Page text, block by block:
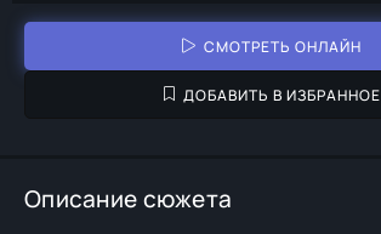
СМОТРЕТЬ ОНЛАЙН
ДОБАВИТЬ В ИЗБРАННОЕ
Описание сюжета